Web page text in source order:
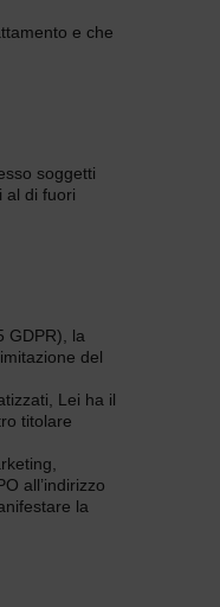
e che
soggetti
al di fuori
GDPR), la
del
Lei ha il
titolare
all’indirizzo
la